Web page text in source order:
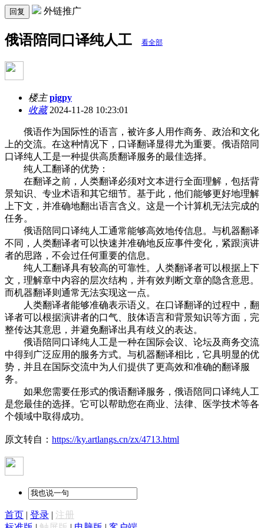
回复 外链推广
俄语陪同口译纯人工 看全部
楼主 pigpy
收藏2024-11-28 10:23:01
俄语作为国际性的语言，被许多人用作商务、政治和文化
上的交流。在这种情况下，口译翻译显得尤为重要。俄语陪同
口译纯人工是一种提供高质翻译服务的最佳选择。
纯人工翻译的优势：
在翻译之前，人类翻译必须对文本进行全面理解，包括背
景知识、专业术语和其它细节。基于此，他们能够更好地理解
上下文，并准确地翻出语言含义。这是一个计算机无法完成的
任务。
俄语陪同口译纯人工通常能够高效地传信息。与机器翻译
不同，人类翻译者可以快速并准确地反应事件变化，紧跟演讲
者的思路，不会过任何重要的信息。
纯人工翻译具有较高的可靠性。人类翻译者可以根据上下
文，理解章中内容的层次结构，并有效判断文章的隐含意思。
而机器翻译则通常无法实现这一点。
人类翻译者能够准确表示语义。在口译翻译的过程中，翻
译者可以根据演讲者的口气、肢体语言和背景知识等方面，完
整传达其意思，并避免翻译出具有歧义的表达。
俄语陪同口译纯人工是一种在国际会议、论坛及商务交流
中得到广泛应用的服务方式。与机器翻译相比，它具明显的优
势，并且在国际交流中为人们提供了更高效和准确的翻译服
务。
如果您需要任形式的俄语翻译服务，俄语陪同口译纯人工
是您最佳的选择。它可以帮助您在商业、法律、医学技术等各
个领域中取得成功。
原文转自： https://ky.artlangs.cn/zx/4713.html
首页 | 登录 | 注册